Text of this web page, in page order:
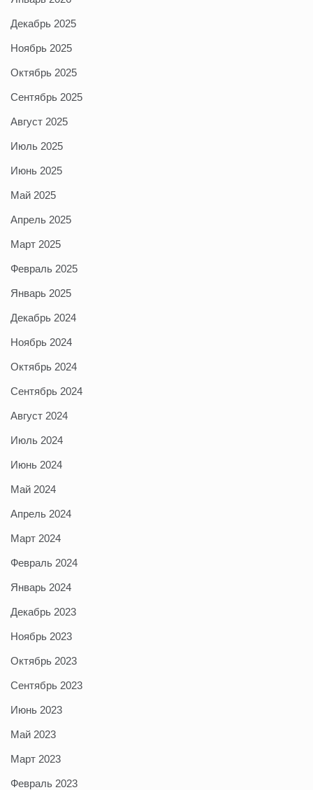
Декабрь 2025
Ноябрь 2025
Октябрь 2025
Сентябрь 2025
Август 2025
Июль 2025
Июнь 2025
Май 2025
Апрель 2025
Март 2025
Февраль 2025
Январь 2025
Декабрь 2024
Ноябрь 2024
Октябрь 2024
Сентябрь 2024
Август 2024
Июль 2024
Июнь 2024
Май 2024
Апрель 2024
Март 2024
Февраль 2024
Январь 2024
Декабрь 2023
Ноябрь 2023
Октябрь 2023
Сентябрь 2023
Июнь 2023
Май 2023
Март 2023
Февраль 2023